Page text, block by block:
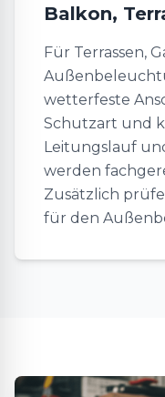
Balkon,
Für Terrassen,
wetterfeste
Schutzart und
Leitungslauf
werden
Zusätzlich
für den